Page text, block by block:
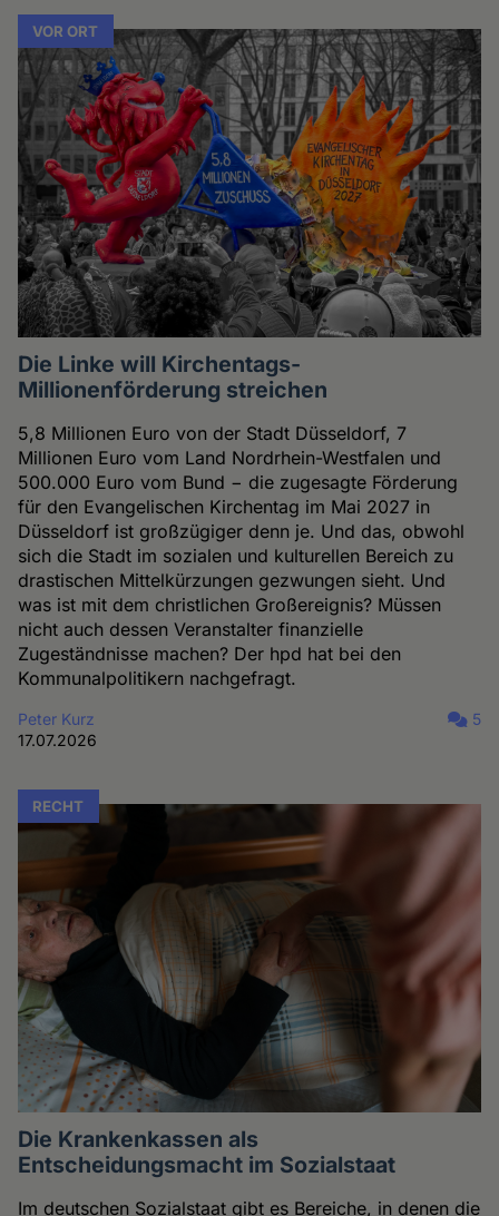
VOR ORT
Die Linke will Kirchentags-
Millionenförderung streichen
5,8 Millionen Euro von der Stadt Düsseldorf, 7
Millionen Euro vom Land Nordrhein-Westfalen und
500.000 Euro vom Bund − die zugesagte Förderung
für den Evangelischen Kirchentag im Mai 2027 in
Düsseldorf ist großzügiger denn je. Und das, obwohl
sich die Stadt im sozialen und kulturellen Bereich zu
drastischen Mittelkürzungen gezwungen sieht. Und
was ist mit dem christlichen Großereignis? Müssen
nicht auch dessen Veranstalter finanzielle
Zugeständnisse machen? Der hpd hat bei den
Kommunalpolitikern nachgefragt.
Peter Kurz
17.07.2026
5
RECHT
Die Krankenkassen als
Entscheidungsmacht im Sozialstaat
Im deutschen Sozialstaat gibt es Bereiche, in denen die